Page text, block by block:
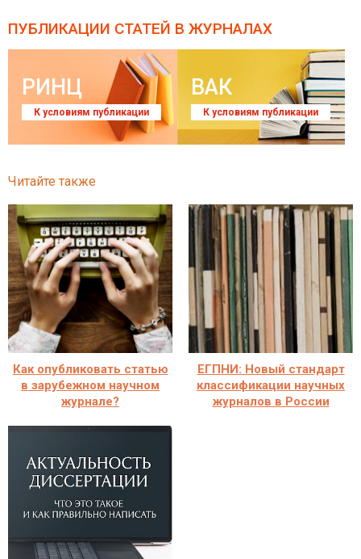
ПУБЛИКАЦИИ СТАТЕЙ В ЖУРНАЛАХ
РИНЦ
К условиям публикации
ВАК
К условиям публикации
Читайте также
Как опубликовать статью
в зарубежном научном
журнале?
ЕГПНИ: Новый стандарт
классификации научных
журналов в России